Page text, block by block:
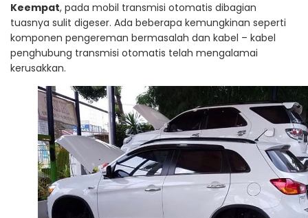
Keempat, pada mobil transmisi otomatis dibagian
tuasnya sulit digeser. Ada beberapa kemungkinan seperti
komponen pengereman bermasalah dan kabel – kabel
penghubung transmisi otomatis telah mengalamai
kerusakkan.